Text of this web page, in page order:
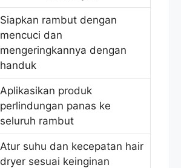
Siapkan rambut dengan
mencuci dan
mengeringkannya dengan
handuk
Aplikasikan produk
perlindungan panas ke
seluruh rambut
Atur suhu dan kecepatan hair
dryer sesuai keinginan